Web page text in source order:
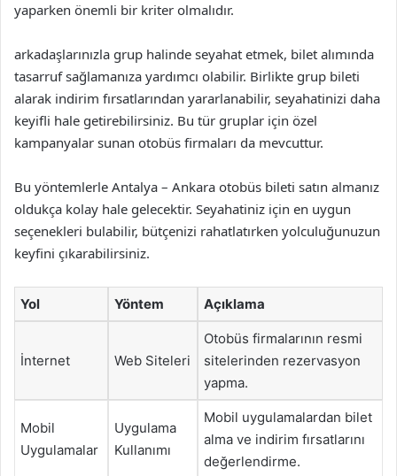
yaparken önemli bir kriter olmalıdır.
arkadaşlarınızla grup halinde seyahat etmek, bilet alımında
tasarruf sağlamanıza yardımcı olabilir. Birlikte grup bileti
alarak indirim fırsatlarından yararlanabilir, seyahatinizi daha
keyifli hale getirebilirsiniz. Bu tür gruplar için özel
kampanyalar sunan otobüs firmaları da mevcuttur.
Bu yöntemlerle Antalya – Ankara otobüs bileti satın almanız
oldukça kolay hale gelecektir. Seyahatiniz için en uygun
seçenekleri bulabilir, bütçenizi rahatlatırken yolculuğunuzun
keyfini çıkarabilirsiniz.
Yol Yöntem Açıklama
İnternet Web Siteleri
Otobüs firmalarının resmi
sitelerinden rezervasyon
yapma.
Mobil
Uygulamalar
Uygulama
Kullanımı
Mobil uygulamalardan bilet
alma ve indirim fırsatlarını
değerlendirme.